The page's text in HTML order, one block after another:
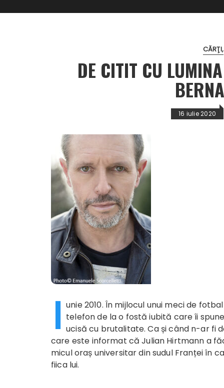
CĂRŢI
DE CITIT CU
16 iulie 2020
I unie 2010. În mijlocul unui meci de
telefon de la o fostă iubită care îi
ucisă cu brutalitate. Ca și când n-ar fi
care este informat că Julian Hirtmann a
micul oraș universitar din sudul Franței în
fiica lui.